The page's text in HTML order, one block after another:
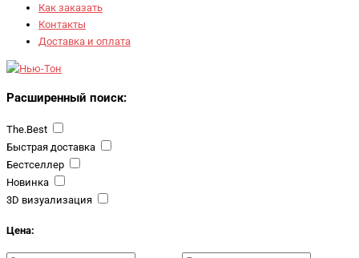
Как заказать
Контакты
Доставка и оплата
Расширенный поиск:
The.Best
Быстрая доставка
Бестселлер
Новинка
3D визуализация
Цена: